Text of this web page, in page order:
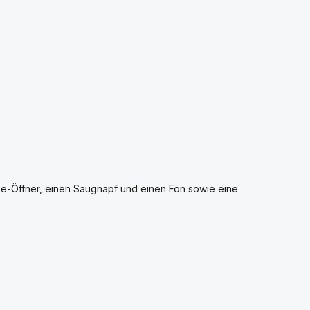
Öffner, einen Saugnapf und einen Fön sowie eine